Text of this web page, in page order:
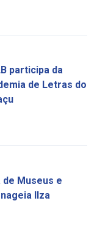
participa da
de Letras do
de Museus e
Ilza